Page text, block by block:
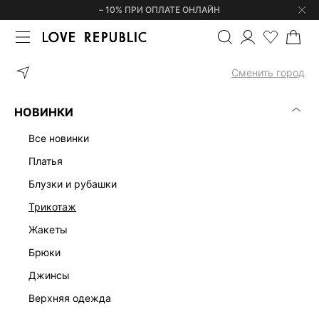
– 10% ПРИ ОПЛАТЕ ОНЛАЙН
Сменить город
НОВИНКИ
все новинки
платья
блузки и рубашки
трикотаж
жакеты
брюки
джинсы
верхняя одежда
ГЛАВНАЯ ДЖЕМПЕРЫ И СВИТЕРЫ